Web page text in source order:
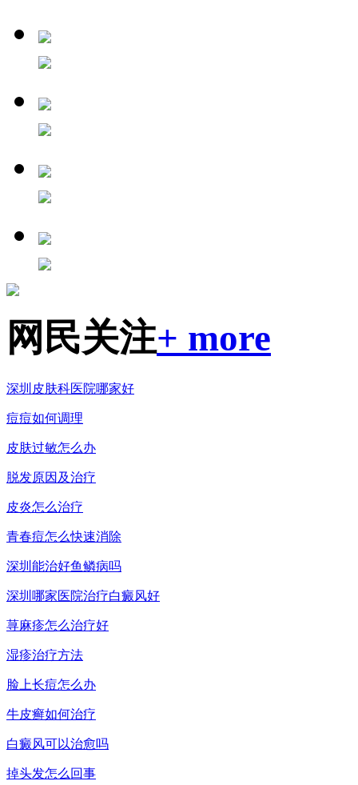
网民关注+ more
深圳皮肤科医院哪家好
痘痘如何调理
皮肤过敏怎么办
脱发原因及治疗
皮炎怎么治疗
青春痘怎么快速消除
深圳能治好鱼鳞病吗
深圳哪家医院治疗白癜风好
荨麻疹怎么治疗好
湿疹治疗方法
脸上长痘怎么办
牛皮癣如何治疗
白癜风可以治愈吗
掉头发怎么回事